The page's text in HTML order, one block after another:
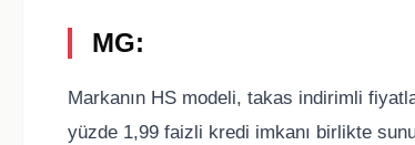
MG:
Markanın HS modeli, takas indirimli
yüzde 1,99 faizli kredi imkanı birlikte